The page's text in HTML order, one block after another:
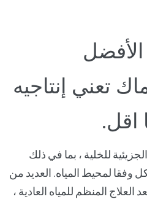
الأفضل
تعني إنتاجيه
اقل.
للخلية ، بما في ذلك
وفقا لمحيط المياه. العديد من
العلاج المنظم للمياه العادية ،